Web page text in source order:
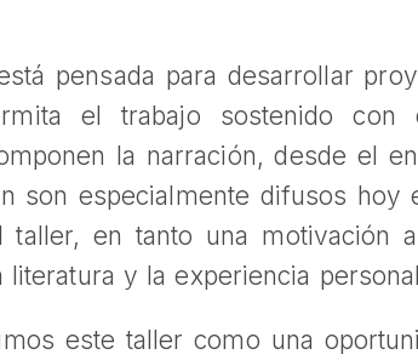
pensada para desarrollar
el trabajo sostenido con
la narración, desde el
son especialmente difusos hoy
en tanto una motivación
y la experiencia
este taller como una